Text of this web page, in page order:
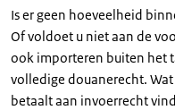
Is er geen hoeveelheid
Of voldoet u niet aan de
ook importeren buiten het
volledige douanerecht.
betaalt aan invoerrecht